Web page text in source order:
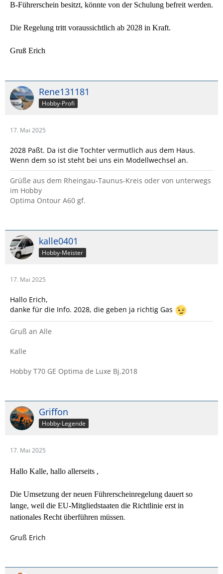
B-Führerschein besitzt, könnte von der Schulung befreit werden.
Die Regelung tritt voraussichtlich ab 2028 in Kraft.
Gruß Erich
Rene131181
Hobby-Profi
17. Mai 2025
2028 Paßt. Da ist die Tochter vermutlich aus dem Haus.
Wenn dem so ist steht bei uns ein Modellwechsel an.
Grüße aus dem Rheingau-Taunus-Kreis oder von unterwegs
im Hobby
Optima Ontour A60 gf.
kalle0401
Hobby-Meister
17. Mai 2025
Hallo Erich,
danke für die Info. 2028, die geben ja richtig Gas
Gruß an Alle
Kalle
Hobby T70 GE Optima de Luxe Bj.2018
Griffon
Hobby-Legende
17. Mai 2025
Hallo Kalle, hallo allerseits ,
Die Umsetzung der neuen Führerscheinregelung dauert so
lange, weil die EU-Mitgliedstaaten die Richtlinie erst in
nationales Recht überführen müssen.
Gruß Erich